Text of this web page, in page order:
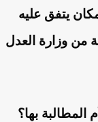
يتفق عليه
من وزارة العدل